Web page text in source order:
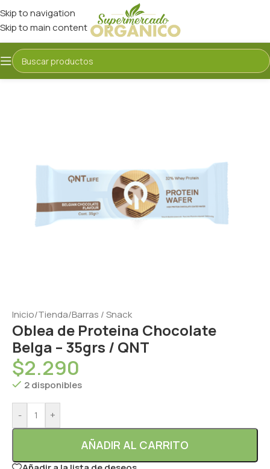
Skip to navigation
Skip to main content
Inicio/Tienda/Barras / Snack
Oblea de Proteina Chocolate
Belga – 35grs / QNT
$2.290
2 disponibles
- +
AÑADIR AL CARRITO